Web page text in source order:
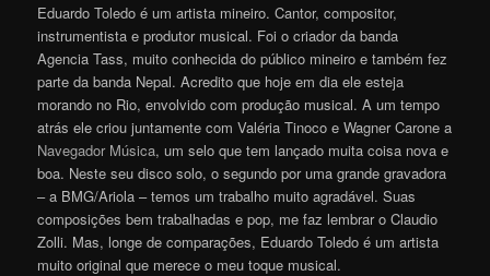
Eduardo Toledo é um artista mineiro. Cantor, compositor,
instrumentista e produtor musical. Foi o criador da banda
Agencia Tass, muito conhecida do público mineiro e também fez
parte da banda Nepal. Acredito que hoje em dia ele esteja
morando no Rio, envolvido com produção musical. A um tempo
atrás ele criou juntamente com Valéria Tinoco e Wagner Carone a
Navegador Música, um selo que tem lançado muita coisa nova e
boa. Neste seu disco solo, o segundo por uma grande gravadora
– a BMG/Ariola – temos um trabalho muito agradável. Suas
composições bem trabalhadas e pop, me faz lembrar o Claudio
Zolli. Mas, longe de comparações, Eduardo Toledo é um artista
muito original que merece o meu toque musical.